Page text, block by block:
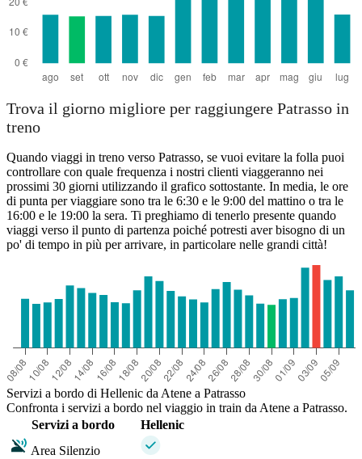
Trova il giorno migliore per raggiungere Patrasso in
treno
Quando viaggi in treno verso Patrasso, se vuoi evitare la folla puoi
controllare con quale frequenza i nostri clienti viaggeranno nei
prossimi 30 giorni utilizzando il grafico sottostante. In media, le ore
di punta per viaggiare sono tra le 6:30 e le 9:00 del mattino o tra le
16:00 e le 19:00 la sera. Ti preghiamo di tenerlo presente quando
viaggi verso il punto di partenza poiché potresti aver bisogno di un
po' di tempo in più per arrivare, in particolare nelle grandi città!
Servizi a bordo di Hellenic da Atene a Patrasso
Confronta i servizi a bordo nel viaggio in train da Atene a Patrasso.
Servizi a bordo
Hellenic
Area Silenzio